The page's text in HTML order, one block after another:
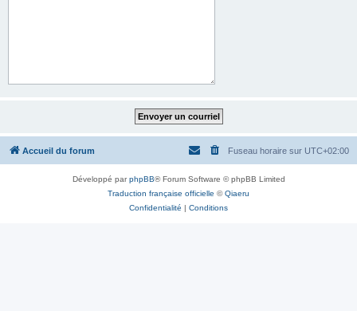
Accueil du forum Fuseau horaire sur UTC+02:00
Développé parphpBB® Forum Software © phpBB Limited
Traduction française officielle ©Qiaeru
Confidentialité | Conditions